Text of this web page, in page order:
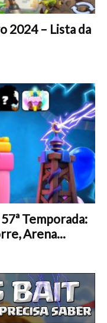
2024 – Lista da
Temporada:
Arena...